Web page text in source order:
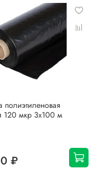
полиэтиленовая
120 мкр 3х100 м
₽